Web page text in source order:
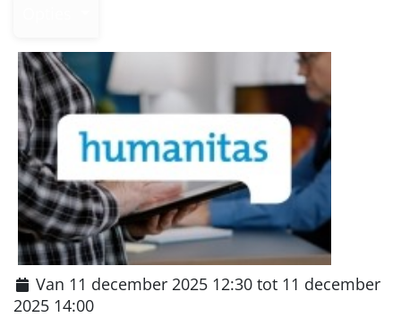
Van 11 december 2025 12:30 tot 11 december
2025 14:00